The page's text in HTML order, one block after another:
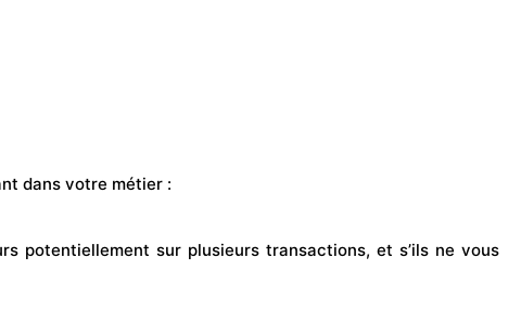
dans votre métier :
potentiellement sur plusieurs transactions, et s’ils ne vous